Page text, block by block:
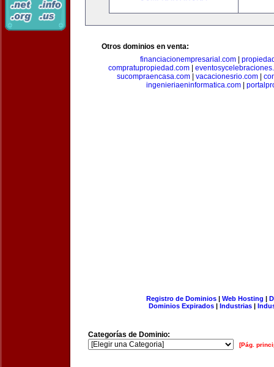
Otros dominios en venta:
financiacionempresarial.com
compratupropiedad.com
sucompraencasa.com| vacacionesrio.com|
ingenieriaeninformatica.com|
Registro de Dominios| Web Hosting |
Dominios Expirados | Industrias |
Categorías de Dominio:
[Pág.